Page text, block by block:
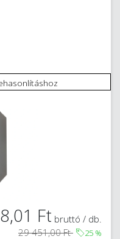
Ft bruttó / db.
29 451,00 Ft
25 %